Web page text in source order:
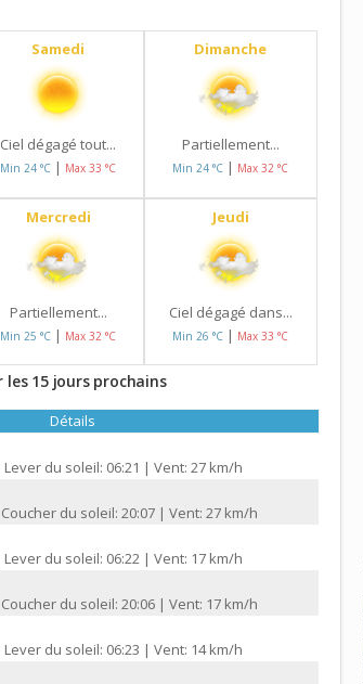
Samedi
Ciel dégagé tout...
Min 24 °C | Max 33 °C
Dimanche
Partiellement...
Min 24 °C | Max 32 °C
Mercredi
Partiellement...
Min 25 °C | Max 32 °C
Jeudi
Ciel dégagé dans...
Min 26 °C | Max 33 °C
les 15 jours prochains
Détails
Lever du soleil: 06:21 | Vent: 27 km/h
du soleil: 20:07 | Vent: 27 km/h
Lever du soleil: 06:22 | Vent: 17 km/h
du soleil: 20:06 | Vent: 17 km/h
Lever du soleil: 06:23 | Vent: 14 km/h